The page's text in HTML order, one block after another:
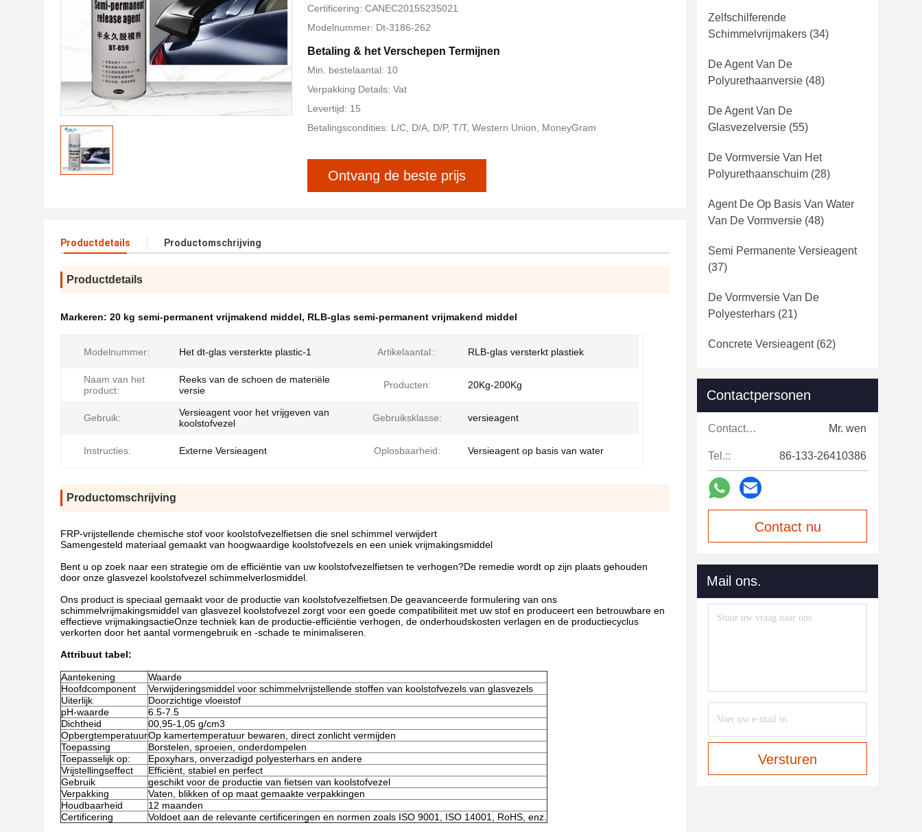
Certificering: CANEC20155235021
Modelnummer: Dt-3186-262
Betaling & het Verschepen Termijnen
Min. bestelaantal: 10
Verpakking Details: Vat
Levertijd: 15
Betalingscondities: L/C, D/A, D/P, T/T, Western Union, MoneyGram
Ontvang de beste prijs
Productdetails Productomschrijving
Productdetails
Markeren: 20 kg semi-permanent vrijmakend middel, RLB-glas semi-permanent vrijmakend middel
Modelnummer: Het dt-glas versterkte plastic-1 Artikelaantal:: RLB-glas versterkt plastiek
Naam van het
product:
Reeks van de schoen de materiële
versie
Producten: 20Kg-200Kg
Gebruik:
Versieagent voor het vrijgeven van
koolstofvezel
Gebruiksklasse: versieagent
Instructies: Externe Versieagent Oplosbaarheid: Versieagent op basis van water
Productomschrijving
FRP-vrijstellende chemische stof voor koolstofvezelfietsen die snel schimmel verwijdert
Samengesteld materiaal gemaakt van hoogwaardige koolstofvezels en een uniek vrijmakingsmiddel
Bent u op zoek naar een strategie om de efficiëntie van uw koolstofvezelfietsen te verhogen?De remedie wordt op zijn plaats gehouden
door onze glasvezel koolstofvezel schimmelverlosmiddel.
Ons product is speciaal gemaakt voor de productie van koolstofvezelfietsen.De geavanceerde formulering van ons
schimmelvrijmakingsmiddel van glasvezel koolstofvezel zorgt voor een goede compatibiliteit met uw stof en produceert een betrouwbare en
effectieve vrijmakingsactieOnze techniek kan de productie-efficiëntie verhogen, de onderhoudskosten verlagen en de productiecyclus
verkorten door het aantal vormengebruik en -schade te minimaliseren.
Attribuut tabel:
Aantekening
Waarde
Hoofdcomponent
Verwijderingsmiddel voor schimmelvrijstellende stoffen van koolstofvezels van glasvezels
Uiterlijk
Doorzichtige vloeistof
pH-waarde
6.5-7.5
Dichtheid
00,95-1,05 g/cm3
OpbergtemperatuurOp kamertemperatuur bewaren, direct zonlicht vermijden
Toepassing
Borstelen, sproeien, onderdompelen
Toepasselijk op:
Epoxyhars, onverzadigd polyesterhars en andere
Vrijstellingseffect
Efficiënt, stabiel en perfect
Gebruik
geschikt voor de productie van fietsen van koolstofvezel
Verpakking
Vaten, blikken of op maat gemaakte verpakkingen
Houdbaarheid
12 maanden
Certificering
Voldoet aan de relevante certificeringen en normen zoals ISO 9001, ISO 14001, RoHS, enz.
Zelfschilferende
Schimmelvrijmakers (34)
De Agent Van De
Polyurethaanversie (48)
De Agent Van De
Glasvezelversie (55)
De Vormversie Van Het
Polyurethaanschuim (28)
Agent De Op Basis Van Water
Van De Vormversie (48)
Semi Permanente Versieagent
(37)
De Vormversie Van De
Polyesterhars (21)
Concrete Versieagent(62)
Contactpersonen
Contactpersonen: Mr. wen
Tel.:: 86-133-26410386
Contact nu
Mail ons.
Versturen